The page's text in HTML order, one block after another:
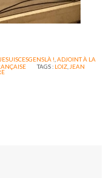
! ADJOINT À LA
TAGS : LOIZ JEAN